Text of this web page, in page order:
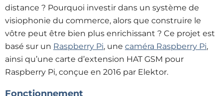
distance ? Pourquoi investir dans un système de
visiophonie du commerce, alors que construire le
vôtre peut être bien plus enrichissant ? Ce projet est
basé sur un Raspberry Pi, une caméra Raspberry Pi,
ainsi qu’une carte d’extension HAT GSM pour
Raspberry Pi, conçue en 2016 par Elektor.
Fonctionnement